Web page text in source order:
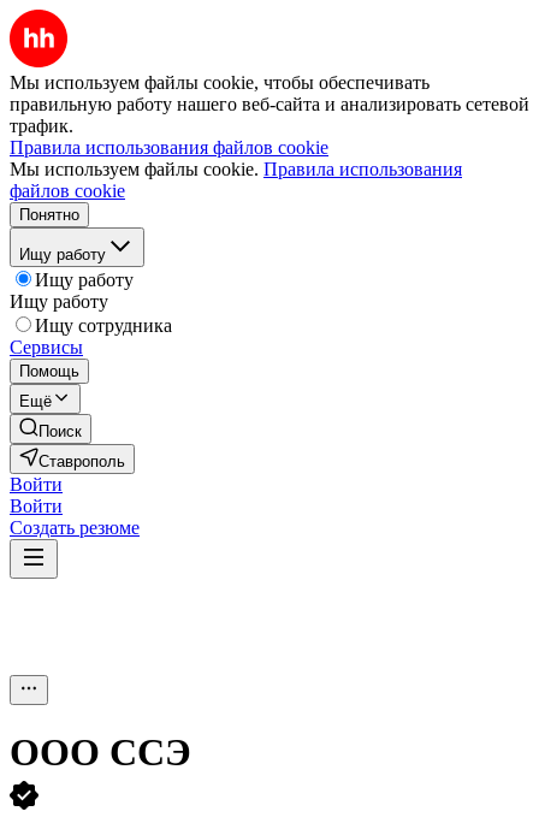
Мы используем файлы cookie, чтобы обеспечивать
правильную работу нашего веб-сайта и анализировать сетевой
трафик.
Правила использования файлов cookie
Мы используем файлы cookie. Правила использования
файлов cookie
Понятно
Ищу работу
Ищу работу
Ищу работу
Ищу сотрудника
Сервисы
Помощь
Ещё
Поиск
Ставрополь
Войти
Войти
Создать резюме
ООО ССЭ